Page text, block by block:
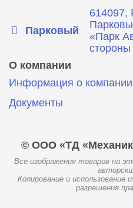
Парковый
614097,
«Парк
стороны
О компании
Информация о компании
Документы
© ООО «ТД «Механик
Все изображения товаров на
Копирование и использование
разрешения